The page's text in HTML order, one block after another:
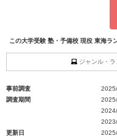
この大学受験 塾・予備校 現役 東海ラ
ジャンル・
事前調査
調査期間
更新日